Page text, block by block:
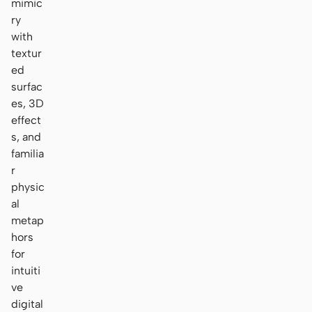
mimic
ry
with
textur
ed
surfac
es, 3D
effect
s, and
familia
r
physic
al
metap
hors
for
intuiti
ve
digital